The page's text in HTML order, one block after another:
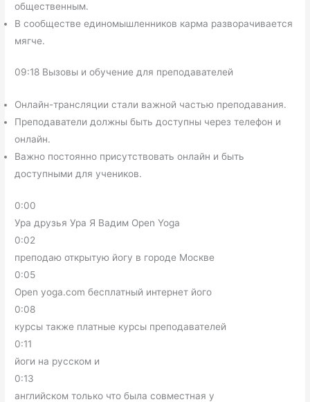
общественным.
В сообществе единомышленников карма разворачивается
мягче.
09:18 Вызовы и обучение для преподавателей
Онлайн-трансляции стали важной частью преподавания.
Преподаватели должны быть доступны через телефон и
онлайн.
Важно постоянно присутствовать онлайн и быть
доступными для учеников.
0:00
Ура друзья Ура Я Вадим Open Yoga
0:02
преподаю открытую йогу в городе Москве
0:05
Open yoga.com бесплатный интернет його
0:08
курсы также платные курсы преподавателей
0:11
йоги на русском и
0:13
английском только что была совместная у